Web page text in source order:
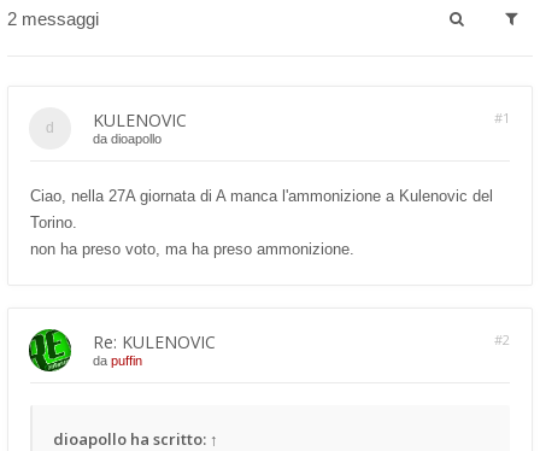
2 messaggi
KULENOVIC #1
da dioapollo
Ciao, nella 27A giornata di A manca l'ammonizione a Kulenovic del
Torino.
non ha preso voto, ma ha preso ammonizione.
Re: KULENOVIC #2
da puffin
dioapollo ha scritto: ↑